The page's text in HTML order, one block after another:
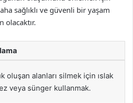
sağlıklı ve güvenli bir yaşam
olacaktır.
oluşan alanları silmek için ıslak
veya sünger kullanmak.